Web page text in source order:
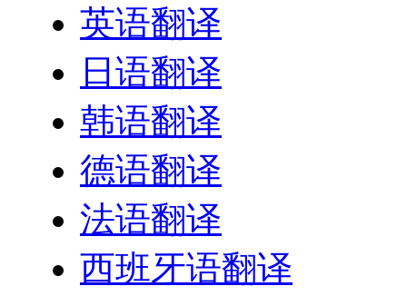
英语翻译
日语翻译
韩语翻译
德语翻译
法语翻译
西班牙语翻译